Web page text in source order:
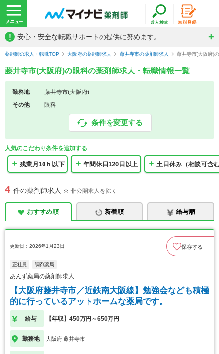
! 安心・安全な転職サポートの提供に努めます。
薬剤師の求人・転職TOP 大阪府の薬剤師求人 藤井寺市の薬剤師求人 藤井寺市(大阪府)
藤井寺市(大阪府)の眼科の薬剤師求人・転職情報一覧
勤務地
藤井寺市(大阪府)
その他
眼科
条件を変更する
人気のこだわり条件を追加する
残業月10ｈ以下 年間休日120日以上 土日休み（相談可含
4 件の薬剤師求人 ※ 非公開求人を除く
おすすめ順 新着順 給与順
更新日：2026年1月23日 保存する
正社員 調剤薬局
あんず薬局の薬剤師求人
【大阪府藤井寺市／近鉄南大阪線】勉強会なども積極
的に行っているアットホームな薬局です。
給与 【年収】450万円～650万円
勤務地 大阪府 藤井寺市